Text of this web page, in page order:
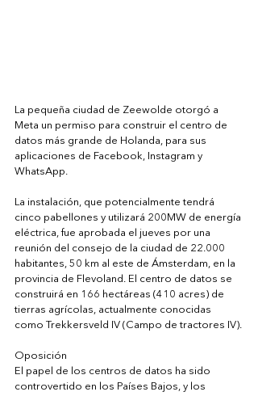
La pequeña ciudad de Zeewolde otorgó a
Meta un permiso para construir el centro de
datos más grande de Holanda, para sus
aplicaciones de Facebook, Instagram y
WhatsApp.
La instalación, que potencialmente tendrá
cinco pabellones y utilizará 200MW de energía
eléctrica, fue aprobada el jueves por una
reunión del consejo de la ciudad de 22.000
habitantes, 50 km al este de Ámsterdam, en la
provincia de Flevoland. El centro de datos se
construirá en 166 hectáreas (410 acres) de
tierras agrícolas, actualmente conocidas
como Trekkersveld IV (Campo de tractores IV).
Oposición
El papel de los centros de datos ha sido
controvertido en los Países Bajos, y los